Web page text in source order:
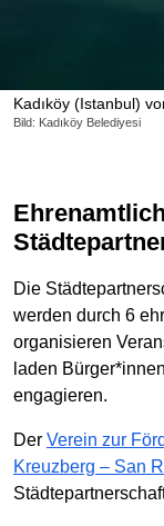
Kadıköy (Istanbul)
Bild: Kadıköy Belediyesi
Ehrenamtliches Engagement durch 6
Die
werden durch 6
organisieren
laden
engagieren.
Der Verein zur
Kreuzberg – San